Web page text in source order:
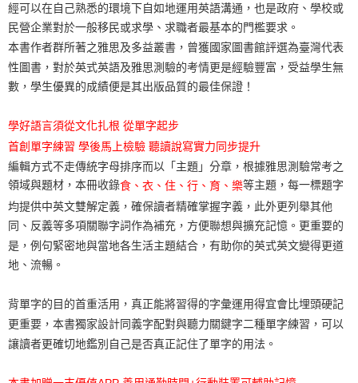
經可以在自己熟悉的環境下自如地運用英語溝通，也是政府、學校或
民營企業對於一般移民或求學、求職者最基本的門檻要求。
本書作者群所著之雅思及多益叢書，曾獲國家圖書館評選為臺灣代表
性圖書，對於英式英語及雅思測驗的考情更是經驗豐富，受益學生無
數，學生優異的成績便是其出版品質的最佳保證！
學好語言須從文化扎根 從單字起步
首創單字練習 學後馬上檢驗 聽讀說寫實力同步提升
編輯方式不走傳統字母排序而以「主題」分章，根據雅思測驗常考之
領域與題材，本冊收錄食、衣、住、行、育、樂等主題，每一標題字
均提供中英文雙解定義，確保讀者精確掌握字義，此外更列舉其他
同、反義等多項關聯字詞作為補充，方便聯想與擴充記憶。更重要的
是，例句緊密地與當地各生活主題結合，有助你的英式英文變得更道
地、流暢。
背單字的目的首重活用，真正能將習得的字彙運用得宜會比埋頭硬記
更重要，本書獨家設計同義字配對與聽力關鍵字二種單字練習，可以
讓讀者更確切地鑑別自己是否真正記住了單字的用法。